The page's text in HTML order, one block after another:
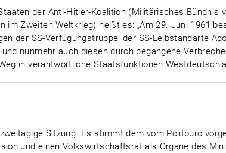
der Anti-Hitler-Koalition (Militärisches Bündnis
im Zweiten Weltkrieg) heißt es: „Am 29. Juni 1961
der SS-Verfügungstruppe, der SS-Leibstandarte
nunmehr auch diesen durch begangene
in verantwortliche Staatsfunktionen
Sitzung. Es stimmt dem vom Politbüro
und einen Volkswirtschaftsrat als Organe des